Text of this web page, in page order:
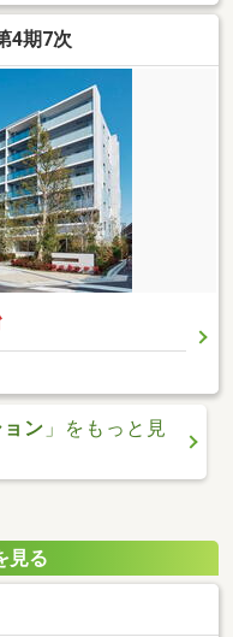
4期7次
ン 」をもっと見
見る